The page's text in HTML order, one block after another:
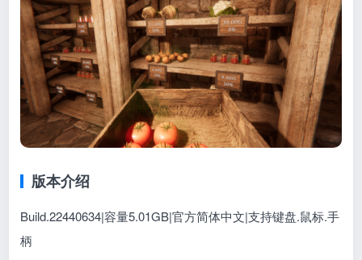
版本介绍
Build.22440634|容量5.01GB|官方简体中文|支持键盘.鼠标.手
柄